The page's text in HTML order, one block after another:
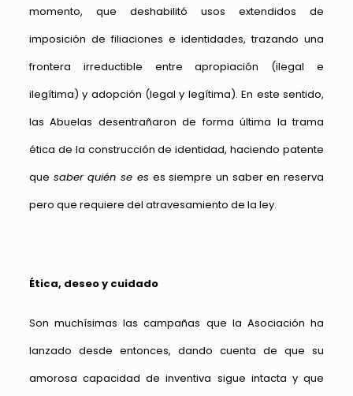
momento, que deshabilitó usos extendidos de
imposición de filiaciones e identidades, trazando una
frontera irreductible entre apropiación (ilegal e
ilegítima) y adopción (legal y legítima). En este sentido,
las Abuelas desentrañaron de forma última la trama
ética de la construcción de identidad, haciendo patente
que saber quién se es es siempre un saber en reserva
pero que requiere del atravesamiento de la ley.
Ética, deseo y cuidado
Son muchísimas las campañas que la Asociación ha
lanzado desde entonces, dando cuenta de que su
amorosa capacidad de inventiva sigue intacta y que